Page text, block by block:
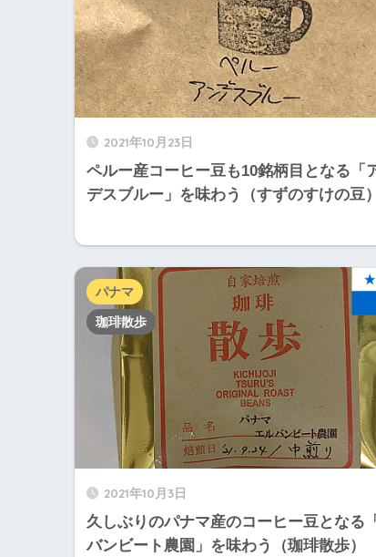
2021年10月23日
ペルー産コーヒー豆も10銘柄目となる「
デスブルー」を味わう（すずのすけの豆）
2021年10月3日
久しぶりのパナマ産のコーヒー豆となる
バンビート農園」を味わう（珈琲散歩）
パナマ
珈琲散歩